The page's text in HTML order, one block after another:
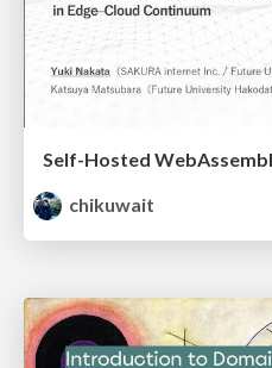
chikuwait